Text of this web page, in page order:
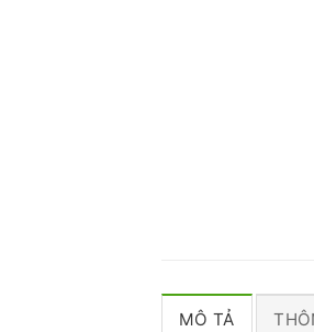
MÔ TẢ